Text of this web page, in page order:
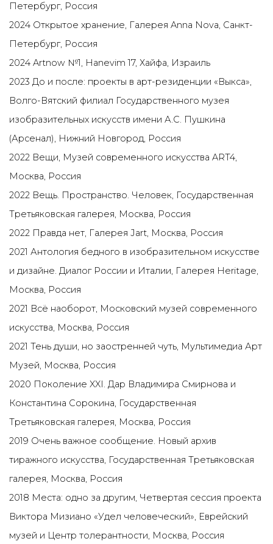
Петербург, Россия
2024 Открытое хранение, Галерея Anna Nova, Санкт-
Петербург, Россия
2024 Artnow №1, Hanevim 17, Хайфа, Израиль
2023 До и после: проекты в арт-резиденции «Выкса»,
Волго-Вятский филиал Государственного музея
изобразительных искусств имени А.С. Пушкина
(Арсенал), Нижний Новгород, Россия
2022 Вещи, Музей современного искусства ART4,
Москва, Россия
2022 Вещь. Пространство. Человек, Государственная
Третьяковская галерея, Москва, Россия
2022 Правда нет, Галерея Jart, Москва, Россия
2021 Антология бедного в изобразительном искусстве
и дизайне. Диалог России и Италии, Галерея Heritage,
Москва, Россия
2021 Всё наоборот, Московский музей современного
искусства, Москва, Россия
2021 Тень души, но заостренней чуть, Мультимедиа Арт
Музей, Москва, Россия
2020 Поколение XXI. Дар Владимира Смирнова и
Константина Сорокина, Государственная
Третьяковская галерея, Москва, Россия
2019 Очень важное сообщение. Новый архив
тиражного искусства, Государственная Третьяковская
галерея, Москва, Россия
2018 Места: одно за другим, Четвертая сессия проекта
Виктора Мизиано «Удел человеческий», Еврейский
музей и Центр толерантности, Москва, Россия